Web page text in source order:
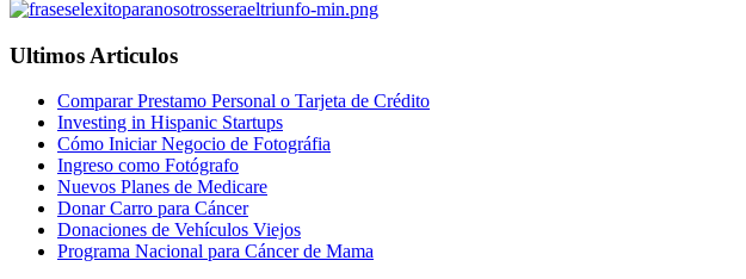
Ultimos Articulos
Comparar Prestamo Personal o Tarjeta de Crédito
Investing in Hispanic Startups
Cómo Iniciar Negocio de Fotográfia
Ingreso como Fotógrafo
Nuevos Planes de Medicare
Donar Carro para Cáncer
Donaciones de Vehículos Viejos
Programa Nacional para Cáncer de Mama